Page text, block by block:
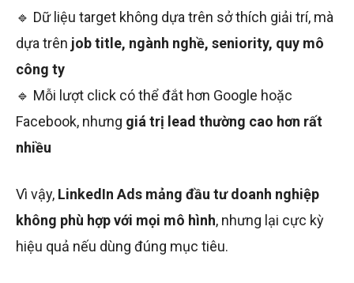
🔹 Dữ liệu target không dựa trên sở thích giải trí, mà
dựa trên job title, ngành nghề, seniority, quy mô
công ty
🔹 Mỗi lượt click có thể đắt hơn Google hoặc
Facebook, nhưng giá trị lead thường cao hơn rất
nhiều
Vì vậy, LinkedIn Ads mảng đầu tư doanh nghiệp
không phù hợp với mọi mô hình, nhưng lại cực kỳ
hiệu quả nếu dùng đúng mục tiêu.